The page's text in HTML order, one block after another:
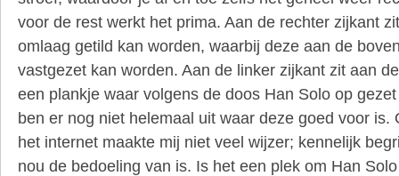
voor de rest werkt het prima. Aan de rechter zijkant
omlaag getild kan worden, waarbij deze aan de
vastgezet kan worden. Aan de linker zijkant zit aan
een plankje waar volgens de doos Han Solo op
ben er nog niet helemaal uit waar deze goed voor is.
het internet maakte mij niet veel wijzer; kennelijk
nou de bedoeling van is. Is het een plek om Han